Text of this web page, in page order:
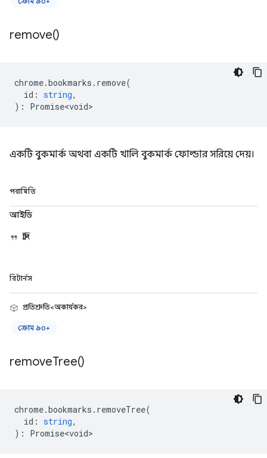
remove()
chrome.bookmarks . remove(
id : string,
) : Promise<void>
একটি বুকমার্ক অথবা একটি খালি বুকমার্ক ফোল্ডার সরিয়ে দেয়।
পরামিতি
আইডি
স্ট্রিং
রিটার্নস
প্রতিশ্রুতি<অকার্যকর>
ক্রোম ৯০+
removeTree()
chrome.bookmarks . removeTree(
id : string,
) : Promise<void>